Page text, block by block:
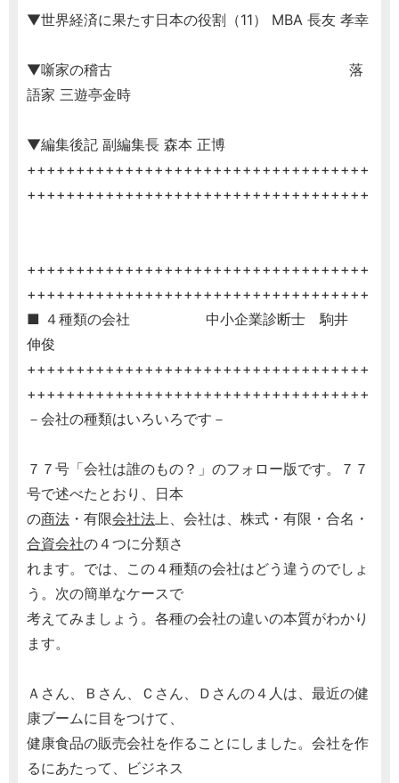
▼世界経済に果たす日本の役割（11） MBA 長友 孝幸
▼噺家の稽古 落
語家 三遊亭金時
▼編集後記 副編集長 森本 正博
+++++++++++++++++++++++++++++++++++
+++++++++++++++++++++++++++++++++++
+++++++++++++++++++++++++++++++++++
+++++++++++++++++++++++++++++++++++
■ ４種類の会社 中小企業診断士 駒井
伸俊
+++++++++++++++++++++++++++++++++++
+++++++++++++++++++++++++++++++++++
－会社の種類はいろいろです－
７７号「会社は誰のもの？」のフォロー版です。７７
号で述べたとおり、日本
の商法 ・有限会社法上、会社は、株式・有限・合名・
合資会社の４つに分類さ
れます。では、この４種類の会社はどう違うのでしょ
う。次の簡単なケースで
考えてみましょう。各種の会社の違いの本質がわかり
ます。
Ａさん、Ｂさん、Ｃさん、Ｄさんの４人は、最近の健
康ブームに目をつけて、
健康食品の販売会社を作ることにしました。会社を作
るにあたって、ビジネス